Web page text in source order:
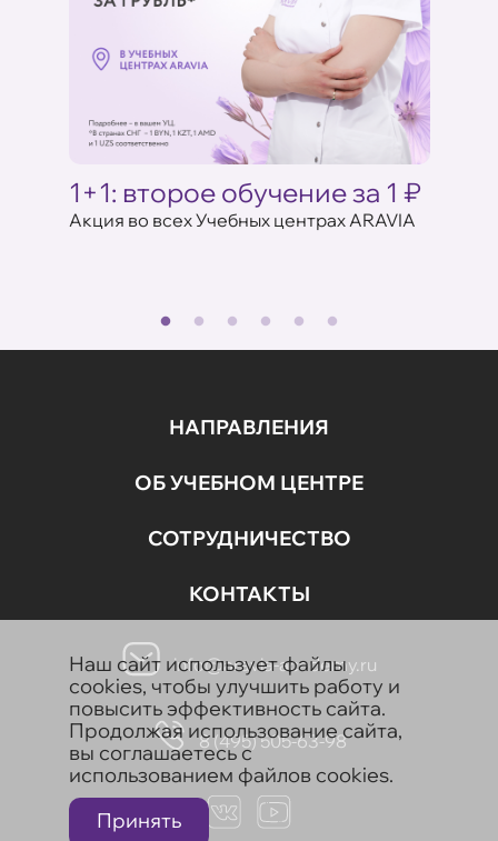
1+1: второе обучение за 1 ₽
Акция во всех Учебных центрах ARAVIA
НАПРАВЛЕНИЯ
ОБ УЧЕБНОМ ЦЕНТРЕ
СОТРУДНИЧЕСТВО
КОНТАКТЫ
info@aravia-academy.ru
8 (495) 505-63-98
Наш сайт использует файлы
cookies, чтобы улучшить работу и
повысить эффективность сайта.
Продолжая использование сайта,
вы соглашаетесь с
использованием файлов cookies.
Принять